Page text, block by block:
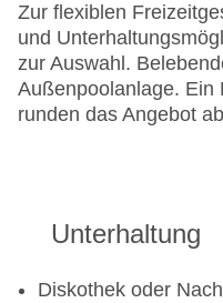
Zur flexiblen
und
zur Auswahl.
Außenpoolanlage. Ein
runden das Angebot
Unterhaltung
Diskothek oder